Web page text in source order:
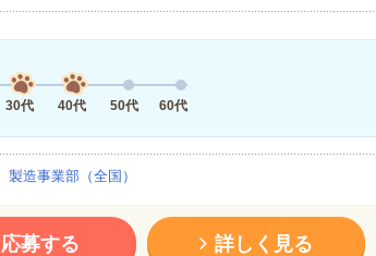
30代 40代 50代 60代
造事業部（全国）
応募する 詳しく見る